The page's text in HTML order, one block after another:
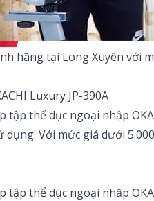
hãng tại Long Xuyên với
Luxury JP-390A
tập thể dục ngoại nhập
Với mức giá dưới
tập thể dục ngoại nhập